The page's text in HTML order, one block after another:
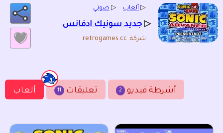
▷ ألعاب ▷ صوتي
▷ جديد سونيك ادفانس
شركة: retrogames.cc
ألعاب 11 تعليقات 2 أشرطة فيديو